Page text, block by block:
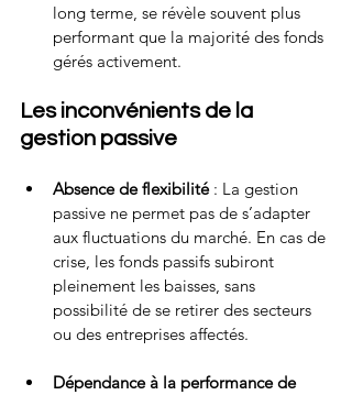
long terme, se révèle souvent plus
performant que la majorité des fonds
gérés activement.
Les inconvénients de la
gestion passive
Absence de flexibilité : La gestion
passive ne permet pas de s’adapter
aux fluctuations du marché. En cas de
crise, les fonds passifs subiront
pleinement les baisses, sans
possibilité de se retirer des secteurs
ou des entreprises affectés.
Dépendance à la performance de